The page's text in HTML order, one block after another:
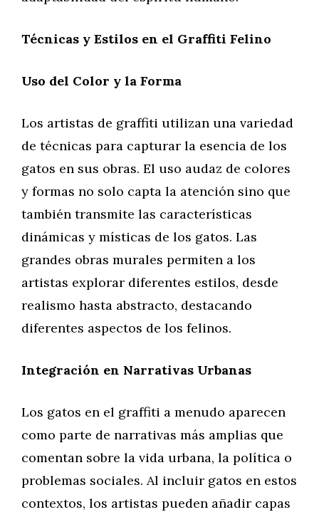
Técnicas y Estilos en el Graffiti Felino
Uso del Color y la Forma
Los artistas de graffiti utilizan una variedad
de técnicas para capturar la esencia de los
gatos en sus obras. El uso audaz de colores
y formas no solo capta la atención sino que
también transmite las características
dinámicas y místicas de los gatos. Las
grandes obras murales permiten a los
artistas explorar diferentes estilos, desde
realismo hasta abstracto, destacando
diferentes aspectos de los felinos.
Integración en Narrativas Urbanas
Los gatos en el graffiti a menudo aparecen
como parte de narrativas más amplias que
comentan sobre la vida urbana, la política o
problemas sociales. Al incluir gatos en estos
contextos, los artistas pueden añadir capas